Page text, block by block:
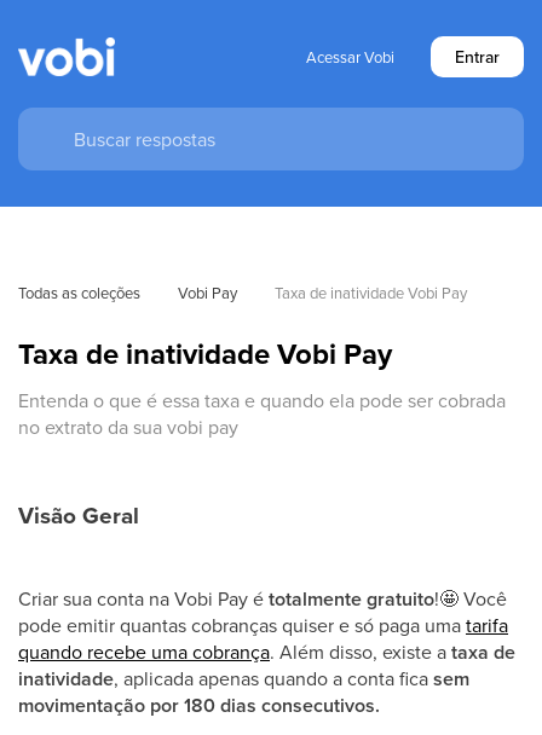
Acessar Vobi Entrar
Todas as coleções Vobi Pay Taxa de inatividade Vobi Pay
Taxa de inatividade Vobi Pay
Entenda o que é essa taxa e quando ela pode ser cobrada
no extrato da sua vobi pay
Visão Geral
Criar sua conta na Vobi Pay étotalmente gratuito!🤩Você
pode emitir quantas cobranças quiser e só paga umatarifa
quando recebe uma cobrança. Além disso, existe ataxa de
inatividade, aplicada apenas quando a conta ficasem
movimentação por 180 dias consecutivos.